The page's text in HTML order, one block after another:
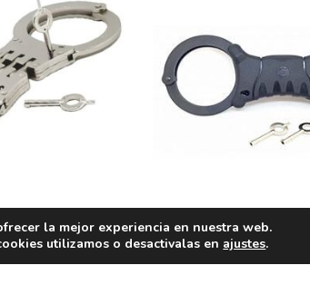
TCH ALEACIÓN
17%
GRILLETE NEGRO
SPEEDCUFF DOBLE
la mejor experiencia en nuestra web.
utilizamos o desactivalas en ajustes.